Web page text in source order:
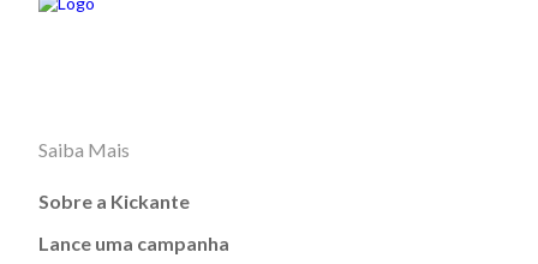
Saiba Mais
Sobre a Kickante
Lance uma campanha